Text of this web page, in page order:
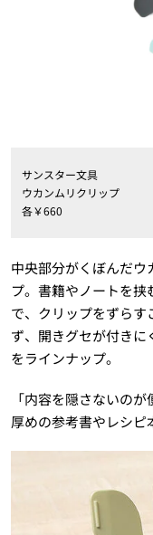
サンスター文具
ウカンムリクリップ
各￥660
中央部分がくぼんだウ
プ。書籍やノートを
で、クリップをずら
ず、開きグセが付き
をラインナップ。
「内容を隠さないの
厚めの参考書やレシピ